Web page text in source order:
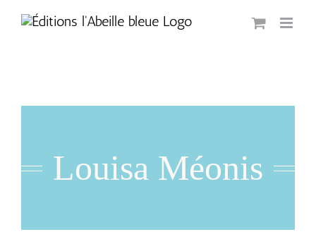
contenu
Louisa Méonis